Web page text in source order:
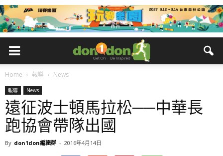
Home 報導 News
報導 News
遠征波士頓馬拉松──中華長
跑協會帶隊出國
By don1don編輯群 - 2016年4月14日